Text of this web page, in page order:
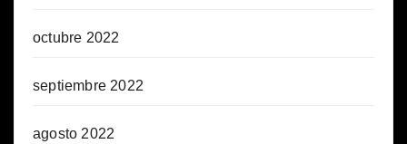
octubre 2022
septiembre 2022
agosto 2022